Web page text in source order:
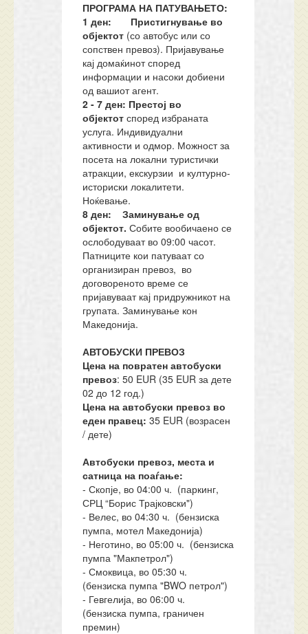
ПРОГРАМА НА ПАТУВАЊЕТО:
1 ден: Пристигнување во
објектот (со автобус или со
сопствен превоз). Пријавување
кај домаќинот според
информации и насоки добиени
од вашиот агент.
2 - 7 ден: Престој во
објектотспоред избраната
услуга. Индивидуални
активности и одмор. Можност за
посета на локални туристички
атракции, екскурзии и културно-
историски локалитети.
Ноќевање.
8 ден: Заминување од
објектот. Собите вообичаено се
ослободуваат во 09:00 часот.
Патниците кои патуваат со
организиран превоз, во
договореното време се
пријавуваат кај придружникот на
групата. Заминување кон
Македонија.
АВТОБУСКИ ПРЕВОЗ
Цена на повратен автобуски
превоз: 50 EUR (35 EUR за дете
02 до 12 год.)
Цена на автобуски превоз во
еден правец:35 EUR (возрасен
/ дете)
Автобуски превоз, места и
сатница на поаѓање:
- Скопје, во 04:00 ч. (паркинг,
СРЦ “Борис Трајковски")
- Велес, во 04:30 ч. (бензиска
пумпа, мотел Македонија)
- Неготино, во 05:00 ч. (бензиска
пумпа "Макпетрол")
- Смоквица, во 05:30 ч.
(бензиска пумпа "BWO петрол")
- Гевгелија, во 06:00 ч.
(бензиска пумпа, граничен
премин)